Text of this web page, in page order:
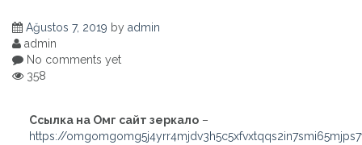
Ağustos 7, 2019 by admin
admin
No comments yet
358
Ссылка на Омг сайт зеркало –
https://